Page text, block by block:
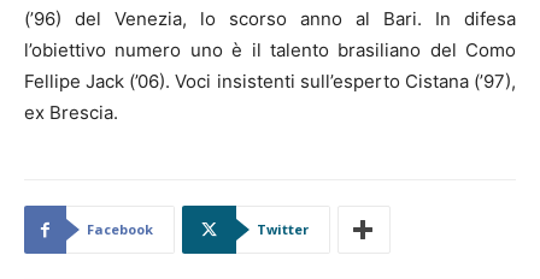
(’96) del Venezia, lo scorso anno al Bari. In difesa
l’obiettivo numero uno è il talento brasiliano del Como
Fellipe Jack (’06). Voci insistenti sull’esperto Cistana (’97),
ex Brescia.
Facebook Twitter